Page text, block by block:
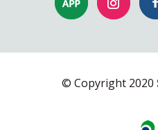
© Copyright 2020